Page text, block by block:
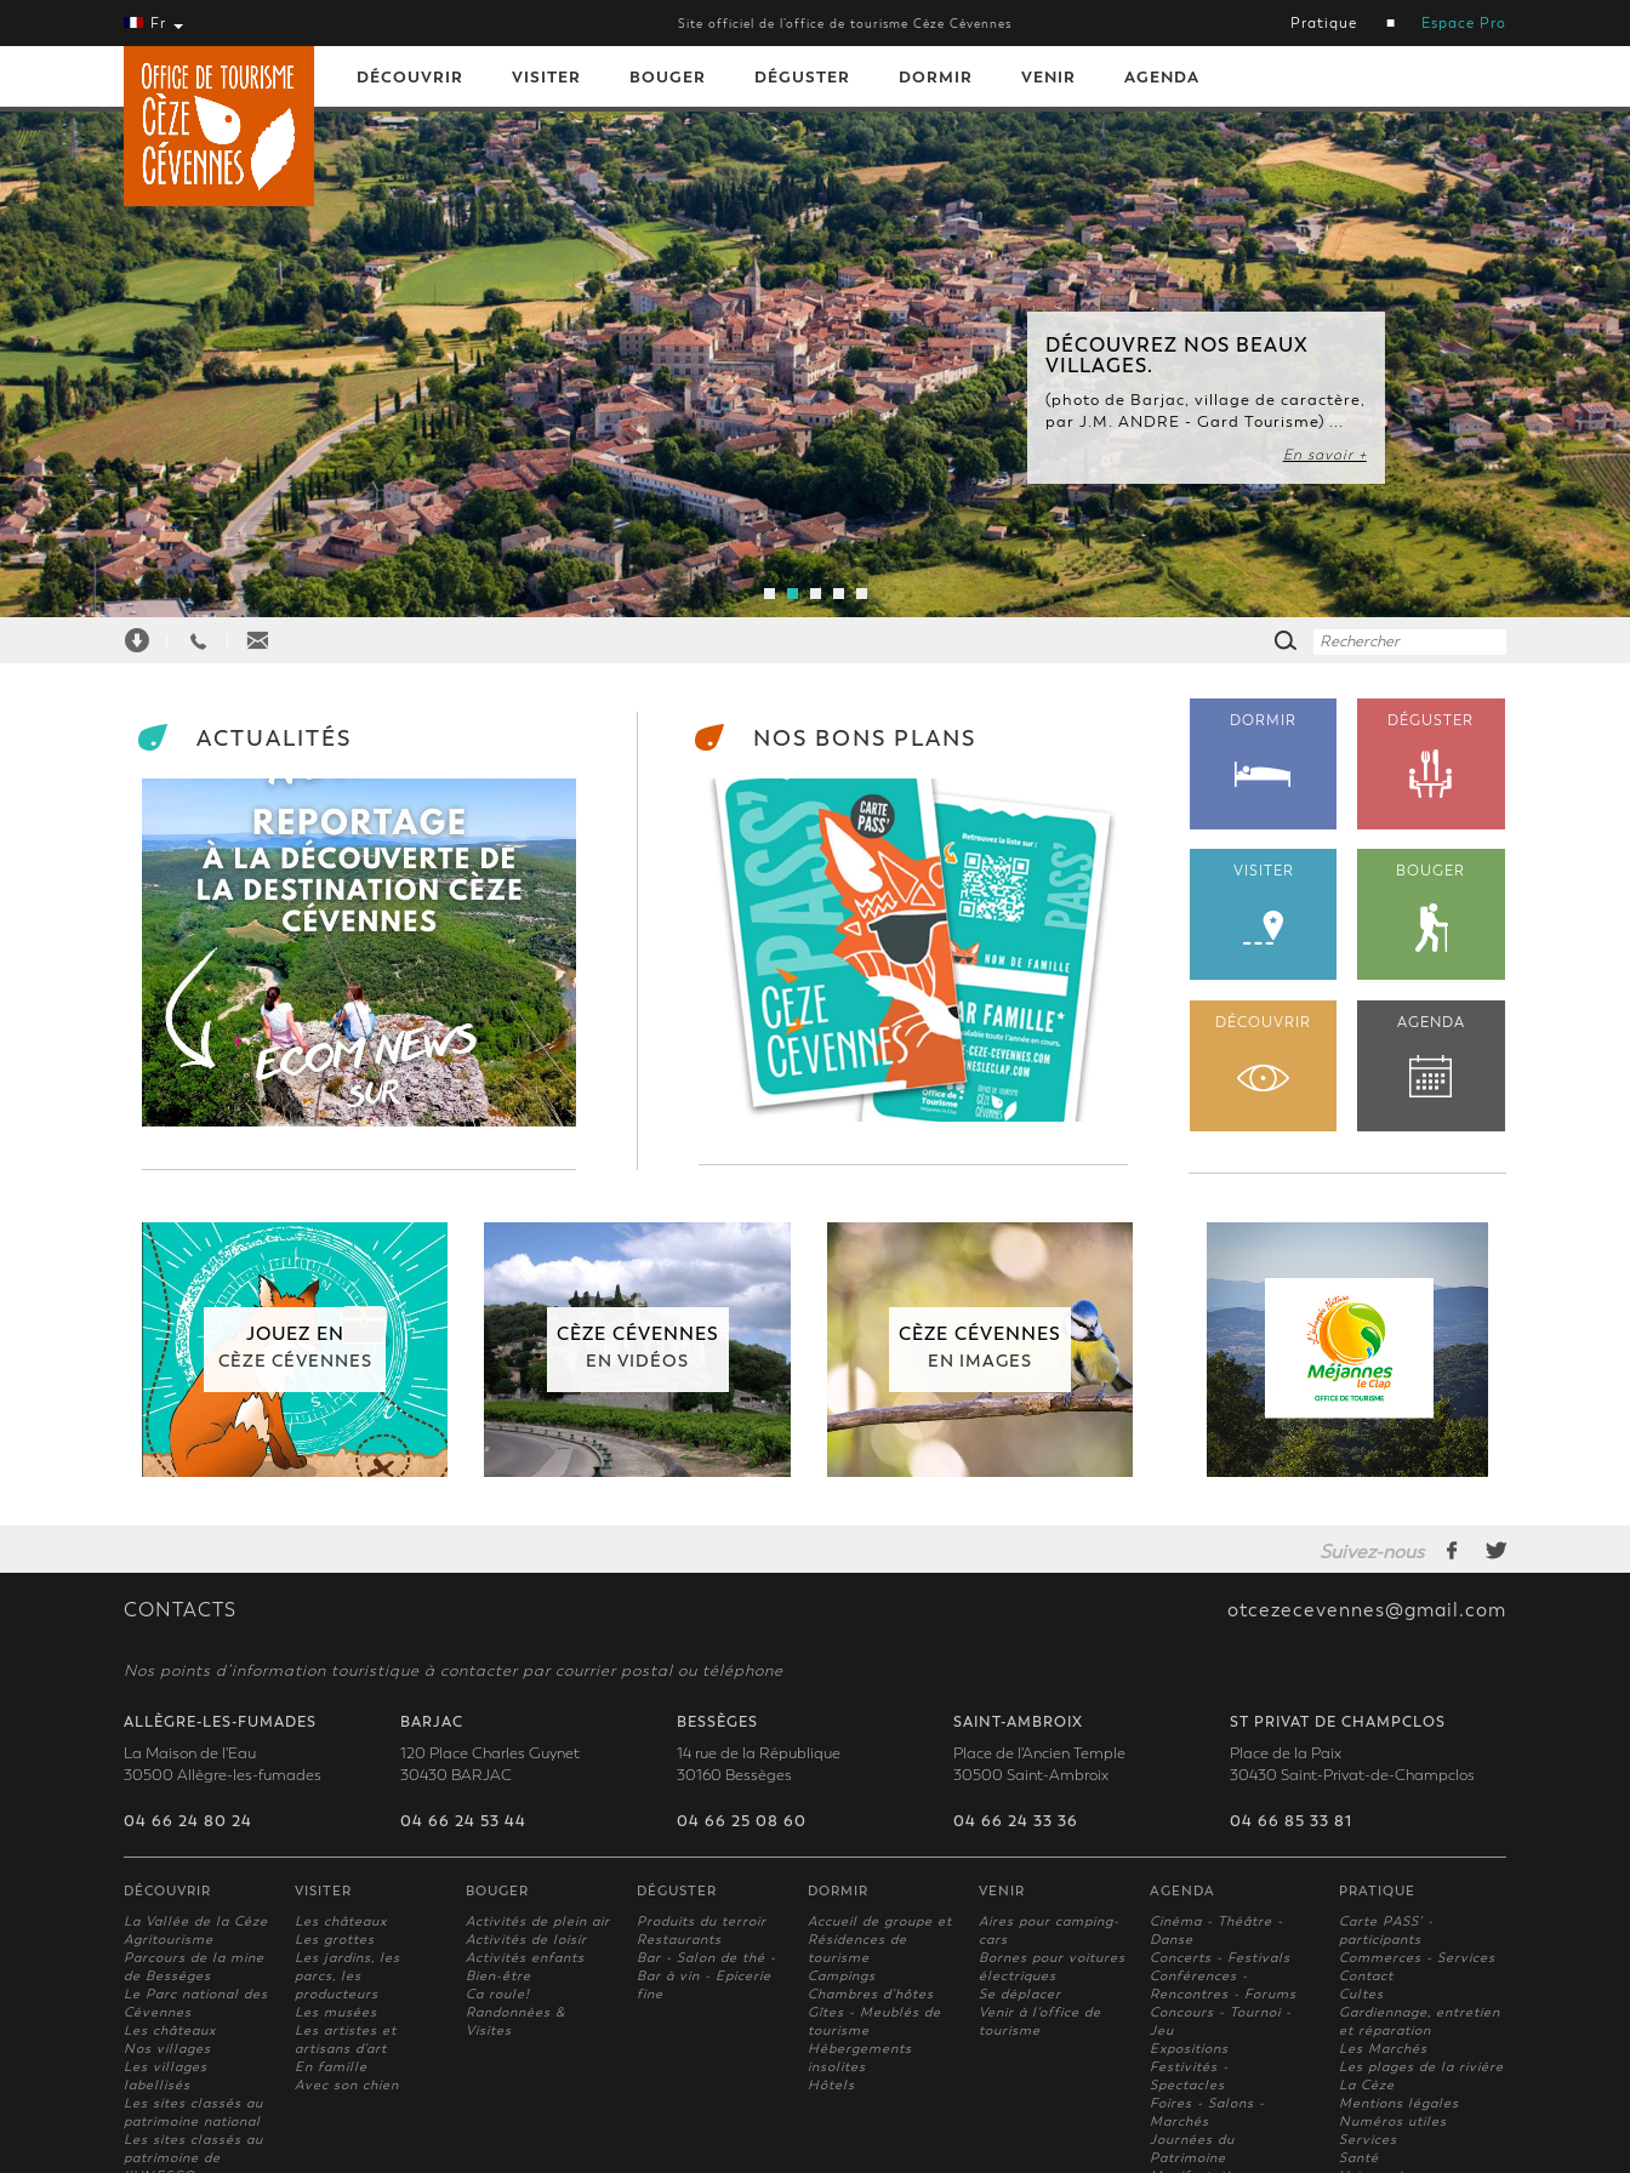
Fr Site officiel de l’office de tourisme Cèze Cévennes Pratique Espace Pro
DÉCOUVRIR VISITER BOUGER DÉGUSTER DORMIR VENIR AGENDA
DÉCOUVREZ NOS BEAUX
VILLAGES.
(photo de Barjac, village de caractère,
par J.M. ANDRE - Gard Tourisme) ...
En savoir +
DORMIR DÉGUSTER
VISITER BOUGER
DÉCOUVRIR AGENDA
ACTUALITÉS NOS BONS PLANS
JOUEZ EN
CÈZE CÉVENNES
CÈZE CÉVENNES
EN VIDÉOS
CÈZE CÉVENNES
EN IMAGES
Suivez-nous
CONTACTS otcezecevennes@gmail.com
Nos points d’information touristique à contacter par courrier postal ou téléphone
ALLÈGRE-LES-FUMADES
La Maison de l'Eau
30500 Allègre-les-fumades
04 66 24 80 24
BARJAC
120 Place Charles Guynet
30430 BARJAC
04 66 24 53 44
BESSÈGES
14 rue de la République
30160 Bessèges
04 66 25 08 60
SAINT-AMBROIX
Place de l'Ancien Temple
30500 Saint-Ambroix
04 66 24 33 36
ST PRIVAT DE CHAMPCLOS
Place de la Paix
30430 Saint-Privat-de-Champclos
04 66 85 33 81
DÉCOUVRIR
La Vallée de la Cèze
Agritourisme
Parcours de la mine
de Bessèges
Le Parc national des
Cévennes
Les châteaux
Nos villages
Les villages
labellisés
Les sites classés au
patrimoine national
Les sites classés au
patrimoine de
VISITER
Les châteaux
Les grottes
Les jardins, les
parcs, les
producteurs
Les musées
Les artistes et
artisans d'art
En famille
Avec son chien
BOUGER
Activités de plein air
Activités de loisir
Activités enfants
Bien-être
Ca roule!
Randonnées &
Visites
DÉGUSTER
Produits du terroir
Restaurants
Bar - Salon de thé -
Bar à vin - Epicerie
fine
DORMIR
Accueil de groupe et
Résidences de
tourisme
Campings
Chambres d'hôtes
Gîtes - Meublés de
tourisme
Hébergements
insolites
Hôtels
VENIR
Aires pour camping-
cars
Bornes pour voitures
électriques
Se déplacer
Venir à l'office de
tourisme
AGENDA
Cinéma - Théâtre -
Danse
Concerts - Festivals
Conférences -
Rencontres - Forums
Concours - Tournoi -
Jeu
Expositions
Festivités -
Spectacles
Foires - Salons -
Marchés
Journées du
Patrimoine
PRATIQUE
Carte PASS' -
participants
Commerces - Services
Contact
Cultes
Gardiennage, entretien
et réparation
Les Marchés
Les plages de la rivière
La Cèze
Mentions légales
Numéros utiles
Services
Santé